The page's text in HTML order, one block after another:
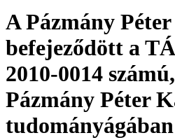
A Pázmány
befejeződött a
2010-0014
Pázmány Péter